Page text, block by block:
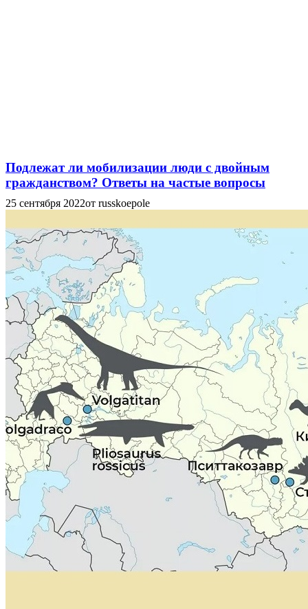
Подлежат ли мобилизации люди с двойным
гражданством? Ответы на частые вопросы
25 сентября 2022от russkoepole